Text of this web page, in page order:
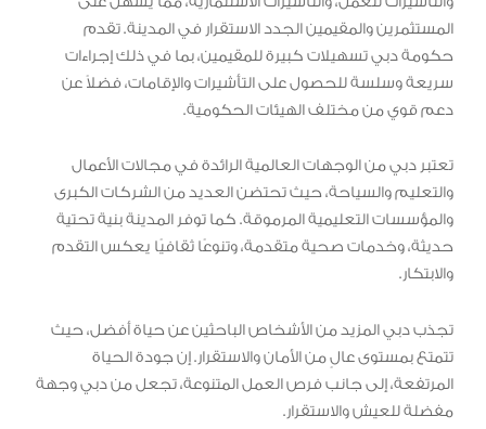
المستثمرين والمقيمين الجدد الاستقرار في المدينة. تقدم
حكومة دبي تسهيلات كبيرة للمقيمين، بما في ذلك إجراءات
سريعة وسلسة للحصول على التأشيرات والإقامات، فضلاً عن
دعم قوي من مختلف الهيئات الحكومية.
تعتبر دبي من الوجهات العالمية الرائدة في مجالات الأعمال
والتعليم والسياحة، حيث تحتضن العديد من الشركات الكبرى
والمؤسسات التعليمية المرموقة. كما توفر المدينة بنية تحتية
حديثة، وخدمات صحية متقدمة، وتنوعًا ثقافيًا يعكس التقدم
والابتكار.
تجذب دبي المزيد من الأشخاص الباحثين عن حياة أفضل، حيث
تتمتع بمستوى عالٍ من الأمان والاستقرار. إن جودة الحياة
المرتفعة، إلى جانب فرص العمل المتنوعة، تجعل من دبي وجهة
مفضلة للعيش والاستقرار.